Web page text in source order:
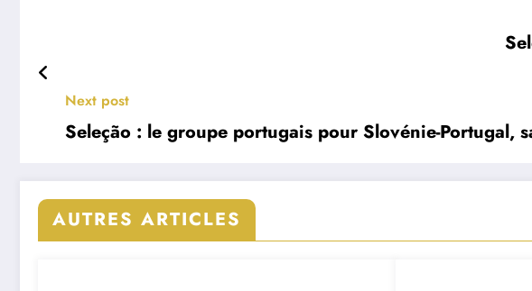
Next post
Seleção : le groupe portugais pour Slovénie-Portugal,
AUTRES ARTICLES